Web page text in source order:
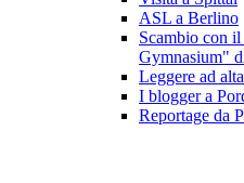
ASL a Berlino
Scambio con
Gymnasium"
Leggere ad
I blogger a
Reportage da